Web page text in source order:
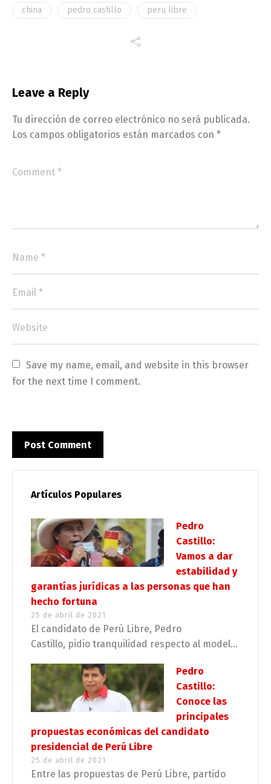
china pedro castillo peru libre
Leave a Reply
Tu dirección de correo electrónico no será publicada.
Los campos obligatorios están marcados con *
Save my name, email, and website in this browser
for the next time I comment.
Artículos Populares
Pedro
Castillo:
Vamos a dar
estabilidad y
garantías jurídicas a las personas que han
hecho fortuna
25 de abril de 2021
El candidato de Perú Libre, Pedro
Castillo, pidio tranquilidad respecto al model...
Pedro
Castillo:
Conoce las
principales
propuestas económicas del candidato
presidencial de Perú Libre
25 de abril de 2021
Entre las propuestas de Perú Libre, partido